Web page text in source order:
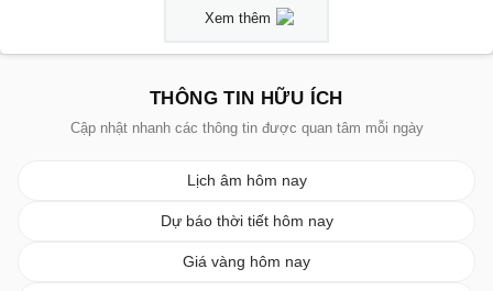
Xem thêm
THÔNG TIN HỮU ÍCH
Cập nhật nhanh các thông tin được quan tâm mỗi ngày
Lịch âm hôm nay
Dự báo thời tiết hôm nay
Giá vàng hôm nay